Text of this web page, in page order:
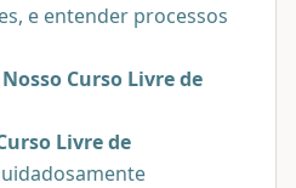
e entender processos
Curso Livre de
Livre de